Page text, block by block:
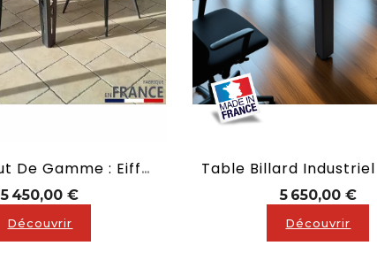
Billard Haut De Gamme : Eiffel À Pieds Métallique
5 450,00 €Prix
Découvrir
5 650,00 €
Découvrir